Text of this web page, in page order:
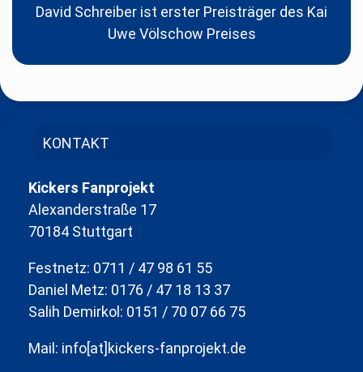
David Schreiber ist erster Preisträger des Kai
Uwe Völschow Preises
KONTAKT
Kickers Fanprojekt
Alexanderstraße 17
70184 Stuttgart
Festnetz: 0711 / 47 98 61 55
Daniel Metz: 0176 / 47 18 13 37
Salih Demirkol: 0151 / 70 07 66 75
Mail: info[at]kickers-fanprojekt.de